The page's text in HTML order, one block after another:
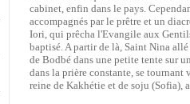
cabinet, enfin dans le pays.
accompagnés par le prêtre et un
Iori, qui prêcha l'Evangile aux
baptisé. A partir de là, Saint Nina
de Bodbé dans une petite tente sur
dans la prière constante, se
reine de Kakhétie et de soju (Sofia),